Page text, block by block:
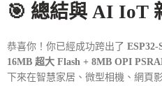
🎯 總結與 AI IoT
恭喜你！你已經成功跨出了 ESP32-
16MB 超大 Flash + 8MB OPI
下來在智慧家居、微型相機、網頁